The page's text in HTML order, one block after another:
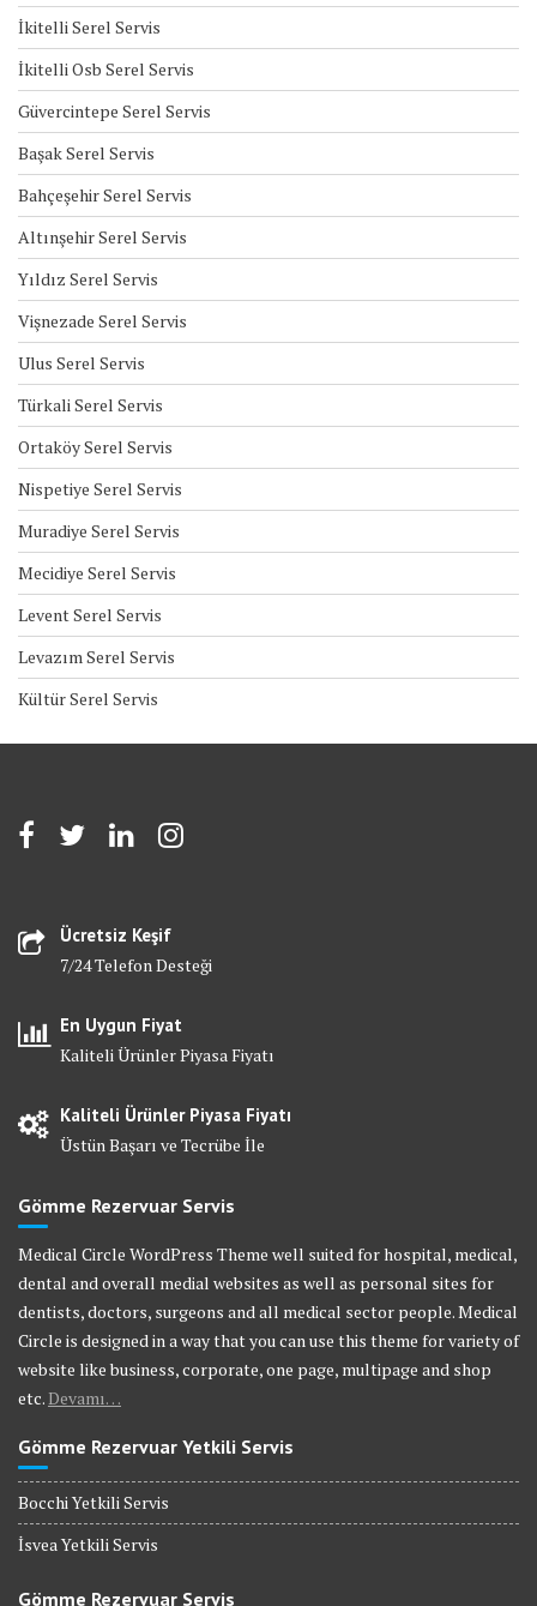
İkitelli Serel Servis
İkitelli Osb Serel Servis
Güvercintepe Serel Servis
Başak Serel Servis
Bahçeşehir Serel Servis
Altınşehir Serel Servis
Yıldız Serel Servis
Vişnezade Serel Servis
Ulus Serel Servis
Türkali Serel Servis
Ortaköy Serel Servis
Nispetiye Serel Servis
Muradiye Serel Servis
Mecidiye Serel Servis
Levent Serel Servis
Levazım Serel Servis
Kültür Serel Servis
Ücretsiz Keşif
7/24 Telefon Desteği
En Uygun Fiyat
Kaliteli Ürünler Piyasa Fiyatı
Kaliteli Ürünler Piyasa Fiyatı
Üstün Başarı ve Tecrübe İle
Gömme Rezervuar Servis
Medical Circle WordPress Theme well suited for hospital, medical,
dental and overall medial websites as well as personal sites for
dentists, doctors, surgeons and all medical sector people. Medical
Circle is designed in a way that you can use this theme for variety of
website like business, corporate, one page, multipage and shop
etc. Devamı…
Gömme Rezervuar Yetkili Servis
Bocchi Yetkili Servis
İsvea Yetkili Servis
Gömme Rezervuar Servis